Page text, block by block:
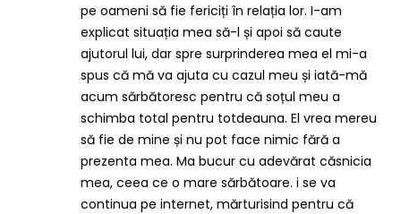
pe oameni să fie fericiți în relația lor. I-am
explicat situația mea să-l și apoi să caute
ajutorul lui, dar spre surprinderea mea el mi-a
spus că mă va ajuta cu cazul meu și iată-mă
acum sărbătoresc pentru că soțul meu a
schimba total pentru totdeauna. El vrea mereu
să fie de mine și nu pot face nimic fără a
prezenta mea. Ma bucur cu adevărat căsnicia
mea, ceea ce o mare sărbătoare. i se va
continua pe internet, mărturisind pentru că